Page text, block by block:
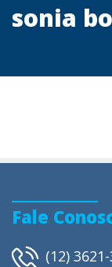
sonia
Fale
(12)